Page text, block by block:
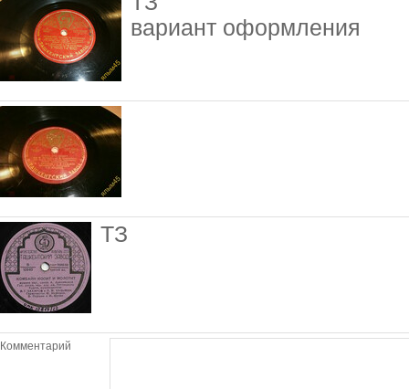
вариант оформления
ТЗ
Комментарий